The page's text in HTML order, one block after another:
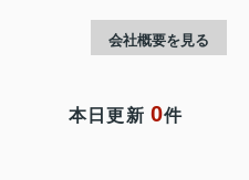
会社概要を見る
本日更新0件